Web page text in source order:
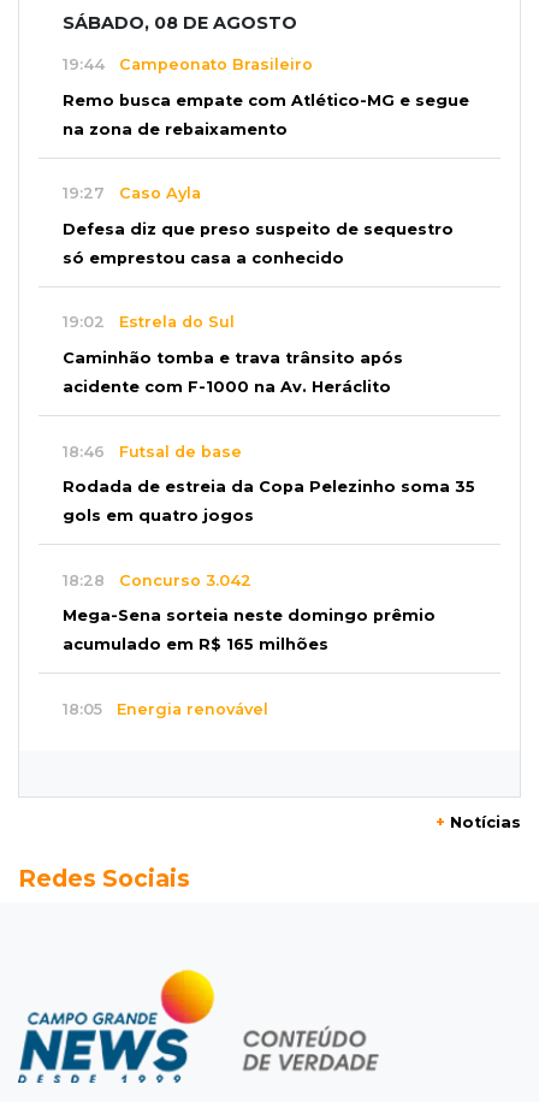
SÁBADO, 08 DE AGOSTO
19:44 Campeonato Brasileiro
Remo busca empate com Atlético-MG e segue
na zona de rebaixamento
19:27 Caso Ayla
Defesa diz que preso suspeito de sequestro
só emprestou casa a conhecido
19:02 Estrela do Sul
Caminhão tomba e trava trânsito após
acidente com F-1000 na Av. Heráclito
18:46 Futsal de base
Rodada de estreia da Copa Pelezinho soma 35
gols em quatro jogos
18:28 Concurso 3.042
Mega-Sena sorteia neste domingo prêmio
acumulado em R$ 165 milhões
18:05 Energia renovável
Suspeito de roubo morre ao reagir à
Brasileirão feminino
Palmeiras empata fora de casa e Bahia vence
com dois gols de Raquel
+ Notícias
Redes Sociais